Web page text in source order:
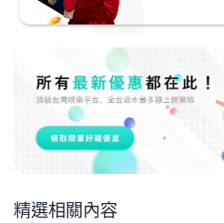
精選相關內容